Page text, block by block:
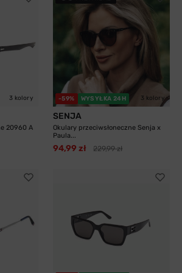
3 kolory
20960 A
-59% WYSYŁKA 24H 3 kolory
SENJA
Okulary przeciwsłoneczne Senja x
Paula...
94,99 zł 229,99 zł